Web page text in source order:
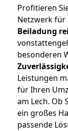
Profitieren
Netzwerk für
Beiladung
besonderen
Leistungen
für Ihren
am Lech. Ob
ein großes
passende